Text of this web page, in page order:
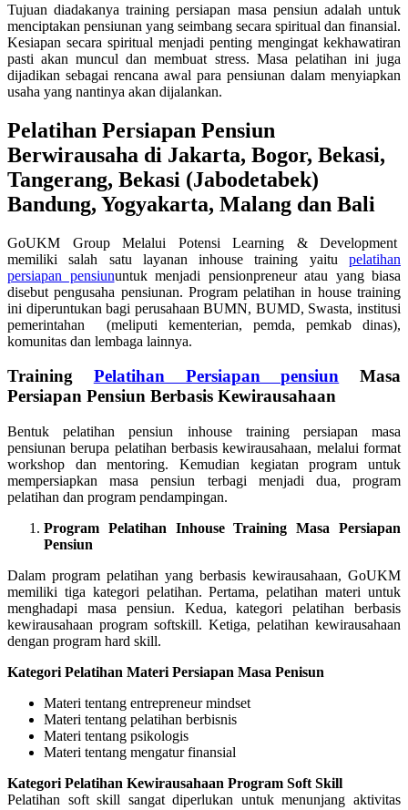
Tujuan diadakanya training persiapan masa pensiun adalah untuk
menciptakan pensiunan yang seimbang secara spiritual dan finansial.
Kesiapan secara spiritual menjadi penting mengingat kekhawatiran
pasti akan muncul dan membuat stress. Masa pelatihan ini juga
dijadikan sebagai rencana awal para pensiunan dalam menyiapkan
usaha yang nantinya akan dijalankan.
Pelatihan Persiapan Pensiun
Berwirausaha di Jakarta, Bogor, Bekasi,
Tangerang, Bekasi (Jabodetabek)
Bandung, Yogyakarta, Malang dan Bali
GoUKM Group Melalui Potensi Learning & Development
memiliki salah satu layanan inhouse training yaitu pelatihan
persiapan pensiununtuk menjadi pensionpreneur atau yang biasa
disebut pengusaha pensiunan. Program pelatihan in house training
ini diperuntukan bagi perusahaan BUMN, BUMD, Swasta, institusi
pemerintahan (meliputi kementerian, pemda, pemkab dinas),
komunitas dan lembaga lainnya.
Training Pelatihan Persiapan pensiun Masa
Persiapan Pensiun Berbasis Kewirausahaan
Bentuk pelatihan pensiun inhouse training persiapan masa
pensiunan berupa pelatihan berbasis kewirausahaan, melalui format
workshop dan mentoring. Kemudian kegiatan program untuk
mempersiapkan masa pensiun terbagi menjadi dua, program
pelatihan dan program pendampingan.
Program Pelatihan Inhouse Training Masa Persiapan
Pensiun
Dalam program pelatihan yang berbasis kewirausahaan, GoUKM
memiliki tiga kategori pelatihan. Pertama, pelatihan materi untuk
menghadapi masa pensiun. Kedua, kategori pelatihan berbasis
kewirausahaan program softskill. Ketiga, pelatihan kewirausahaan
dengan program hard skill.
Kategori Pelatihan Materi Persiapan Masa Penisun
Materi tentang entrepreneur mindset
Materi tentang pelatihan berbisnis
Materi tentang psikologis
Materi tentang mengatur finansial
Kategori Pelatihan Kewirausahaan Program Soft Skill
Pelatihan soft skill sangat diperlukan untuk menunjang aktivitas